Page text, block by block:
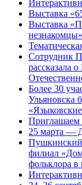
Выставка
Выставка
незнакомцы»
Сотрудник
рассказала
Более 30
Ульяновска
Приглашаем
25 марта —
Пушкинский
филиал
фольклора в